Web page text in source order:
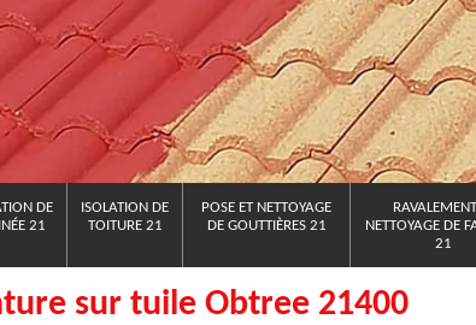
DE
21
ISOLATION DE
TOITURE 21
POSE ET NETTOYAGE
DE GOUTTIÈRES 21
NETTOYAGE DE
21
sur tuile Obtree 21400